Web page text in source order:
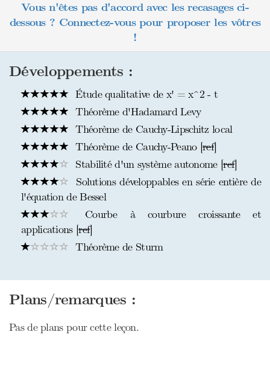
Vous n'êtes pas d'accord avec les recasages ci-
dessous ? Connectez-vous pour proposer les vôtres
!
Développements :
Étude qualitative de x' = x^2 - t
Théorème d'Hadamard Levy
Théorème de Cauchy-Lipschitz local
Théorème de Cauchy-Peano [ref]
Stabilité d'un système autonome [ref]
Solutions développables en série entière de
l'équation de Bessel
Courbe à courbure croissante et
applications [ref]
Théorème de Sturm
Plans/remarques :
Pas de plans pour cette leçon.